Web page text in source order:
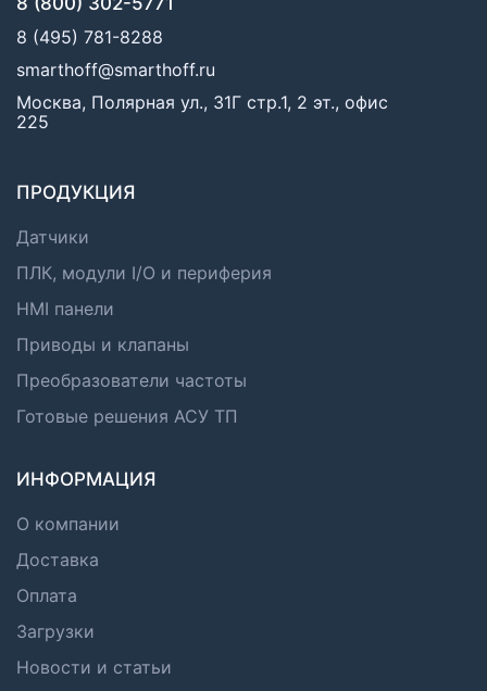
8 (495) 781-8288
smarthoff@smarthoff.ru
Москва, Полярная ул., 31Г стр.1, 2 эт., офис
225
ПРОДУКЦИЯ
Датчики
ПЛК, модули I/O и периферия
HMI панели
Приводы и клапаны
Преобразователи частоты
Готовые решения АСУ ТП
ИНФОРМАЦИЯ
О компании
Доставка
Оплата
Загрузки
Новости и статьи